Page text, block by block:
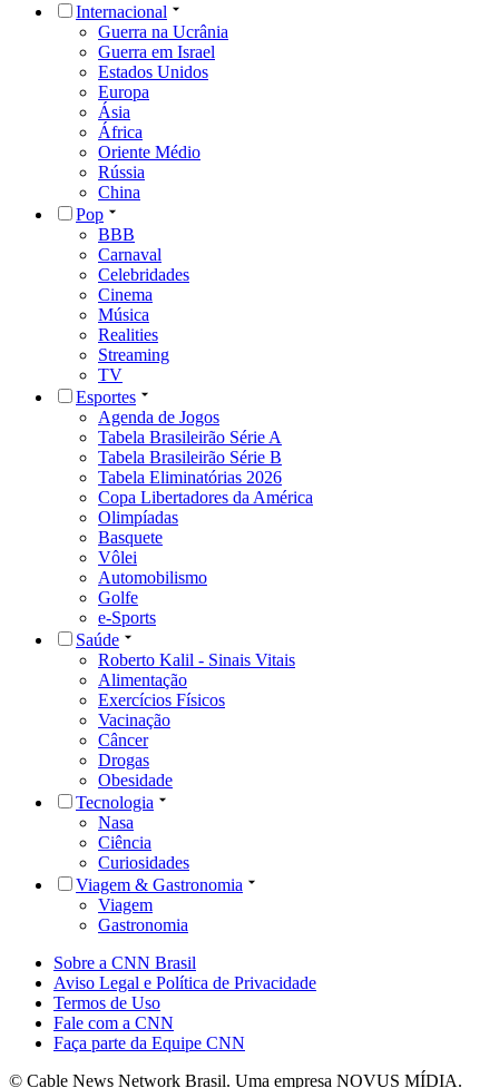
Internacional
Guerra na Ucrânia
Guerra em Israel
Estados Unidos
Europa
Ásia
África
Oriente Médio
Rússia
China
Pop
BBB
Carnaval
Celebridades
Cinema
Música
Realities
Streaming
TV
Esportes
Agenda de Jogos
Tabela Brasileirão Série A
Tabela Brasileirão Série B
Tabela Eliminatórias 2026
Copa Libertadores da América
Olimpíadas
Basquete
Vôlei
Automobilismo
Golfe
e-Sports
Saúde
Roberto Kalil - Sinais Vitais
Alimentação
Exercícios Físicos
Vacinação
Câncer
Drogas
Obesidade
Tecnologia
Nasa
Ciência
Curiosidades
Viagem & Gastronomia
Viagem
Gastronomia
Sobre a CNN Brasil
Aviso Legal e Política de Privacidade
Termos de Uso
Fale com a CNN
Faça parte da Equipe CNN
© Cable News Network Brasil. Uma empresa NOVUS MÍDIA.